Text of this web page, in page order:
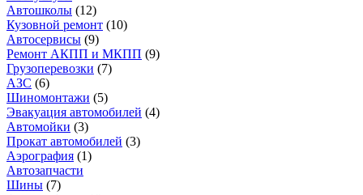
Автошколы (12)
Кузовной ремонт (10)
Автосервисы (9)
Ремонт АКПП и МКПП (9)
Грузоперевозки (7)
АЗС (6)
Шиномонтажи (5)
Эвакуация автомобилей (4)
Автомойки (3)
Прокат автомобилей (3)
Аэрография (1)
Автозапчасти
Шины (7)